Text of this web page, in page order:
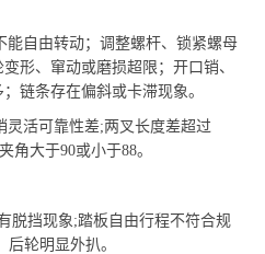
能自由转动；调整螺杆、锁紧螺母
形、窜动或磨损超限；开口销、
链条存在偏斜或卡滞现象。
灵活可靠性差;两叉长度差超过
角大于90或小于88。
脱挡现象;踏板自由行程不符合规
轮明显外扒。